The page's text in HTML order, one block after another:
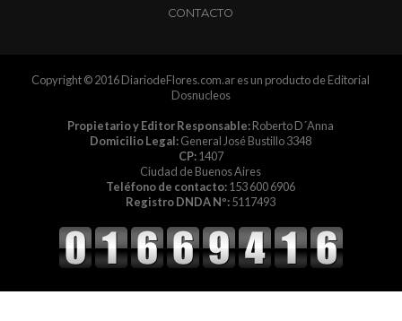
CONTACTO
Copyright © 2016 DiariodeFlores.com.ar es un producto de Editorial
Dosnucleos
Propietario y Editor Responsable:Roberto D´Anna
Domicilio Legal:General José Bustillo 3348
CP:1407
Ciudad de Buenos Aires
Teléfono de contacto:153 600 6906
Registro DNDA Nº:5117493